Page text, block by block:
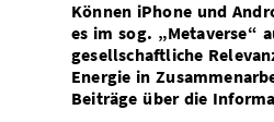
Können iPhone und
es im sog. „Metaverse“
gesellschaftliche
Energie in
Beiträge über die